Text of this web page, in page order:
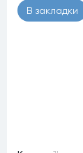
В закладки